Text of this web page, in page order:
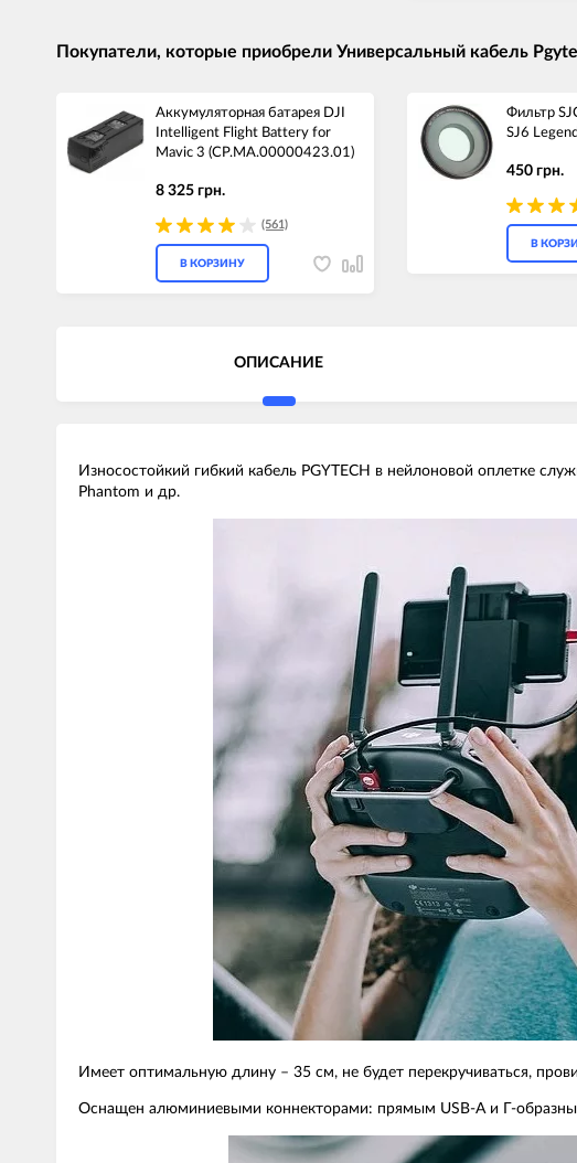
Покупатели, которые приобрели Универсальный кабель
Аккумуляторная батарея DJI
Intelligent Flight Battery for
Mavic 3 (CP.MA.00000423.01)
8 325 грн.
(561)
В КОРЗИНУ
Фильтр
SJ6
450 грн.
В
ОПИСАНИЕ
Износостойкий гибкий кабель PGYTECH в нейлоновой оплетке
Phantom и др.
Имеет оптимальную длину – 35 см, не будет перекручиваться,
Оснащен алюминиевыми коннекторами: прямым USB-A и Г-